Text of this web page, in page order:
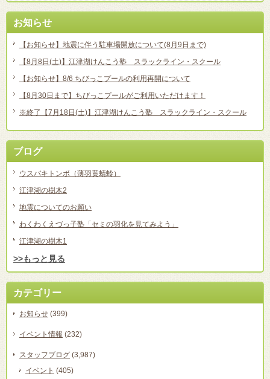
お知らせ
【お知らせ】地震に伴う駐車場開放について(8月9日まで)
【8月8日(土)】江津湖けんこう塾 スラックライン・スクール
【お知らせ】8/6 ちびっこプールの利用再開について
【8月30日まで】ちびっこプールがご利用いただけます！
※終了【7月18日(土)】江津湖けんこう塾 スラックライン・スクール
ブログ
ウスバキトンボ（薄羽黄蜻蛉）
江津湖の樹木2
地震についてのお願い
わくわくえづっ子塾「セミの羽化を見てみよう」
江津湖の樹木1
>>もっと見る
カテゴリー
お知らせ (399)
イベント情報 (232)
スタッフブログ (3,987)
イベント (405)